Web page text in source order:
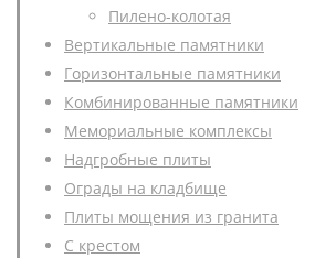
Пилено-колотая
Вертикальные памятники
Горизонтальные памятники
Комбинированные памятники
Мемориальные комплексы
Надгробные плиты
Ограды на кладбище
Плиты мощения из гранита
С крестом